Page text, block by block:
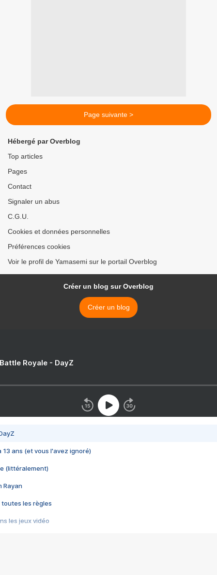
Page suivante >
Hébergé par Overblog
Top articles
Pages
Contact
Signaler un abus
C.G.U.
Cookies et données personnelles
Préférences cookies
Voir le profil de Yamasemi sur le portail Overblog
Créer un blog sur Overblog
Créer un blog
Royale - DayZ
13 ans (et vous l'avez ignoré)
(littéralement)
Rayan
toutes les règles
les jeux vidéo